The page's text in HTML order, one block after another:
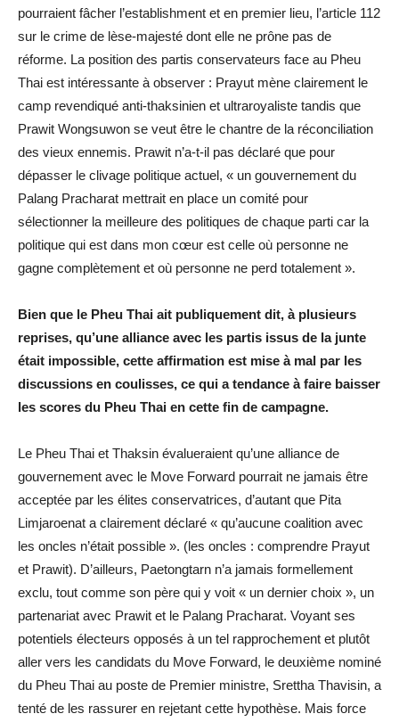
pourraient fâcher l’establishment et en premier lieu, l’article 112
sur le crime de lèse-majesté dont elle ne prône pas de
réforme. La position des partis conservateurs face au Pheu
Thai est intéressante à observer : Prayut mène clairement le
camp revendiqué anti-thaksinien et ultraroyaliste tandis que
Prawit Wongsuwon se veut être le chantre de la réconciliation
des vieux ennemis. Prawit n’a-t-il pas déclaré que pour
dépasser le clivage politique actuel, « un gouvernement du
Palang Pracharat mettrait en place un comité pour
sélectionner la meilleure des politiques de chaque parti car la
politique qui est dans mon cœur est celle où personne ne
gagne complètement et où personne ne perd totalement ».
Bien que le Pheu Thai ait publiquement dit, à plusieurs
reprises, qu’une alliance avec les partis issus de la junte
était impossible, cette affirmation est mise à mal par les
discussions en coulisses, ce qui a tendance à faire baisser
les scores du Pheu Thai en cette fin de campagne.
Le Pheu Thai et Thaksin évalueraient qu’une alliance de
gouvernement avec le Move Forward pourrait ne jamais être
acceptée par les élites conservatrices, d’autant que Pita
Limjaroenat a clairement déclaré « qu’aucune coalition avec
les oncles n’était possible ». (les oncles : comprendre Prayut
et Prawit). D’ailleurs, Paetongtarn n’a jamais formellement
exclu, tout comme son père qui y voit « un dernier choix », un
partenariat avec Prawit et le Palang Pracharat. Voyant ses
potentiels électeurs opposés à un tel rapprochement et plutôt
aller vers les candidats du Move Forward, le deuxième nominé
du Pheu Thai au poste de Premier ministre, Srettha Thavisin, a
tenté de les rassurer en rejetant cette hypothèse. Mais force